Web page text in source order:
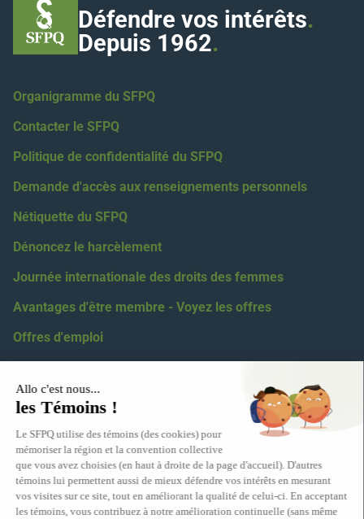
Défendre vos intérêts.
Depuis 1962.
Organigramme du SFPQ
Contacter le SFPQ
Politique de confidentialité du SFPQ
Demande d'accès aux renseignements personnels
Nétiquette du SFPQ
Dénoncez le harcèlement
Journée internationale des droits des femmes
Avantages d'être membre - Voyez les offres
Offres d'emploi
Coordonnées
418 623-2424
5100, boul. des Gradins, Québec, G2J 1N4
Relations médiatiques :eric.levesque@sfpq.qc.ca
Obtenir votre numéro de section :info@sfpq.qc.ca
Adresse courriel